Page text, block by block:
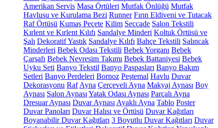
Amerikan Servis Masa Örtüleri Mutfak Önlüğü Mutfak
Havlusu ve Kurulama Bezi Runner Fırın Eldiveni ve Tutacak
Raf Örtüsü Kumaş Peçete Kilim Seccade Salon Tekstili
Kırlent ve Kırlent Kılıfı Sandalye Minderi Koltuk Örtüsü ve
Şalı Dekoratif Yastık Sandalye Kılıfı Bahçe Tekstili Salıncak
Minderleri Bebek Odası Tekstili Bebek Yorganı Bebek
Çarşafı Bebek Nevresim Takımı Bebek Battaniyesi Bebek
Uyku Seti Banyo Tekstil Banyo Paspasları Banyo Bakım
Setleri Banyo Perdeleri Bornoz Peştemal Havlu Duvar
Dekorasyonu Raf Ayna Çerçeveli Ayna Makyaj Aynası Boy
Aynası Salon Aynası Yatak Odası Aynası Parçalı Ayna
Dresuar Aynası Duvar Aynası Ayaklı Ayna Tablo Poster
Duvar Panoları Duvar Halısı ve Örtüsü Duvar Kağıtları
Boyanabilir Duvar Kağıtları 3 Boyutlu Duvar Kağıtları Duvar